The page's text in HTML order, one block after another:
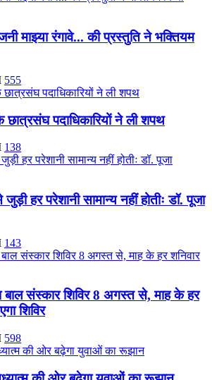
माझ्या रंगावे... की प्रस्तुति ने भक्तियम
555
छात्रसंघ पदाधिकारियों ने ली शपथ
138
हर परेशानी सामान्य नहीं होतीः डॉ. पूजा
143
बाल संस्कार शिविर 8 अगस्त से, माह के हर
शिविर
598